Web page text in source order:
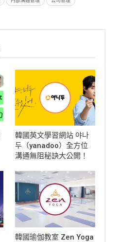
韓國英文學習網站 야나
두（yanadoo）全方位
溝通無阻秘訣大公開！
韓國瑜伽教室 Zen Yoga